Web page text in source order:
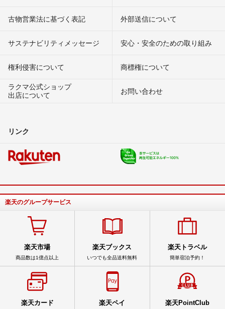
古物営業法に基づく表記 外部送信について
サステナビリティメッセージ 安心・安全のための取り組み
権利侵害について
商標権について
ラクマ公式ショップ
出店について
お問い合わせ
リンク
楽天のグループサービス
楽天市場
商品数は1億点以上
楽天ブックス
いつでも全品送料無料
楽天トラベル
簡単宿泊予約！
楽天カード 楽天ペイ 楽天PointClub